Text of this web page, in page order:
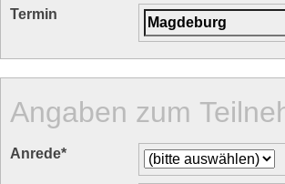
Termin
Angaben zum
Anrede*